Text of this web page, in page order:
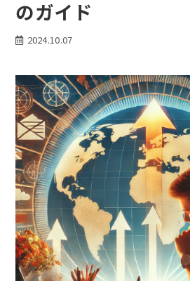
のガイド
2024.10.07